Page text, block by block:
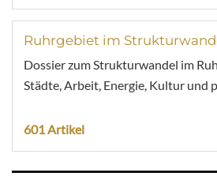
Ruhrgebiet im
Dossier zum Strukturwandel im
Städte, Arbeit, Energie, Kultur und
601 Artikel